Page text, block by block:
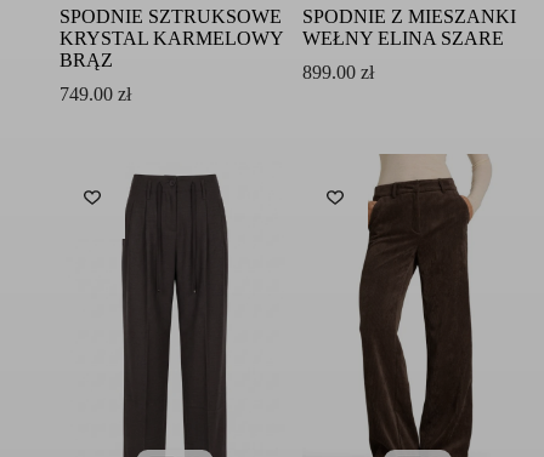
SPODNIE SZTRUKSOWE
KRYSTAL KARMELOWY
BRĄZ
749.00 zł
SPODNIE Z MIESZANKI
WEŁNY ELINA SZARE
899.00 zł